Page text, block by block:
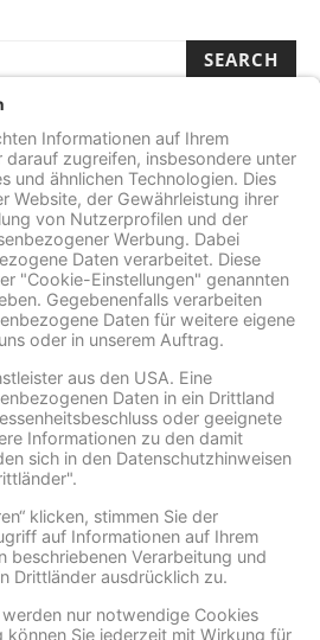
SEARCH
Zustimmung, um den Facebook
Social Plugins, um
Dieser Service kann
Aktivitäten sammeln. Bitte
durch und stimmen Sie
des Service zu, um diese